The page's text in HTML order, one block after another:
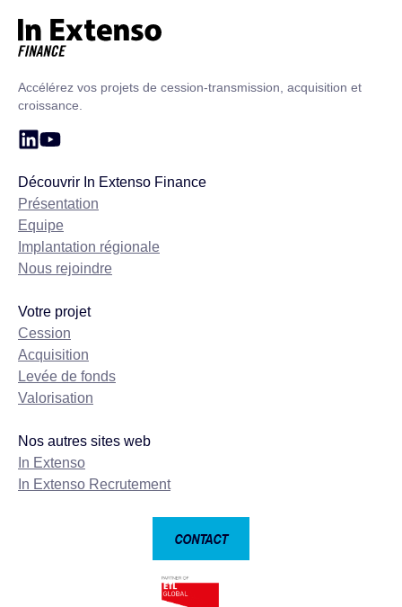
Accélérez vos projets de cession-transmission, acquisition et
croissance.
Découvrir In Extenso Finance
Présentation
Equipe
Implantation régionale
Nous rejoindre
Votre projet
Cession
Acquisition
Levée de fonds
Valorisation
Nos autres sites web
In Extenso
In Extenso Recrutement
CONTACT